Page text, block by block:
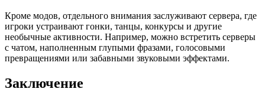
Кроме модов, отдельного внимания заслуживают сервера, где
игроки устраивают гонки, танцы, конкурсы и другие
необычные активности. Например, можно встретить серверы
с чатом, наполненным глупыми фразами, голосовыми
превращениями или забавными звуковыми эффектами.
Заключение